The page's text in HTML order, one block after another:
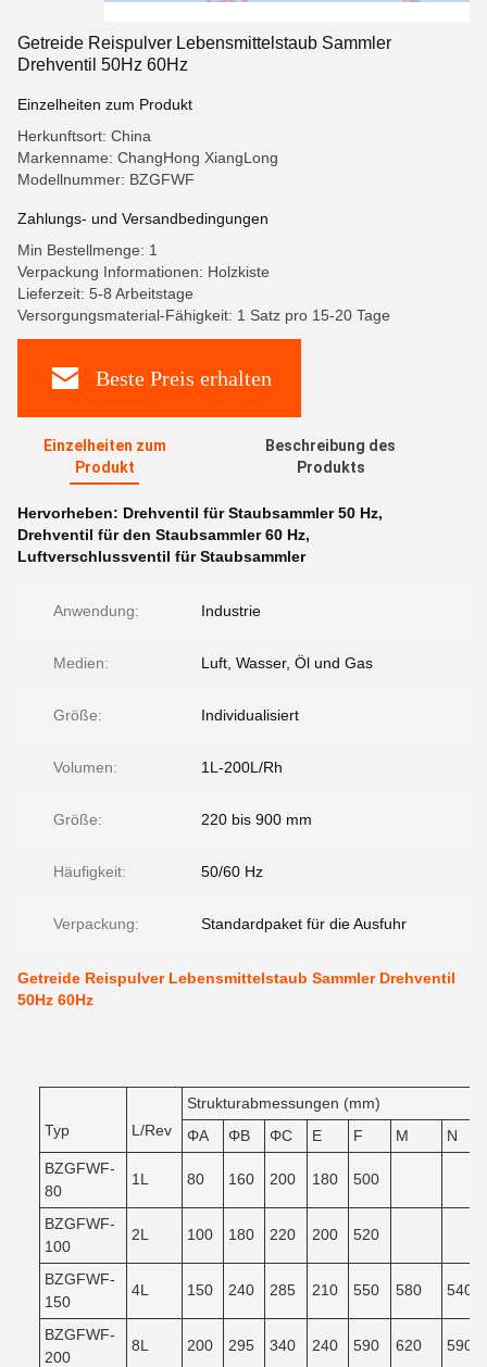
Getreide Reispulver Lebensmittelstaub Sammler
Drehventil 50Hz 60Hz
Einzelheiten zum Produkt
Herkunftsort: China
Markenname: ChangHong XiangLong
Modellnummer: BZGFWF
Zahlungs- und Versandbedingungen
Min Bestellmenge: 1
Verpackung Informationen: Holzkiste
Lieferzeit: 5-8 Arbeitstage
Versorgungsmaterial-Fähigkeit: 1 Satz pro 15-20 Tage
Beste Preis erhalten
Einzelheiten zum
Produkt
Beschreibung des
Produkts
Hervorheben: Drehventil für Staubsammler 50 Hz,
Drehventil für den Staubsammler 60 Hz,
Luftverschlussventil für Staubsammler
Anwendung: Industrie
Medien: Luft, Wasser, Öl und Gas
Größe: Individualisiert
Volumen: 1L-200L/Rh
Größe: 220 bis 900 mm
Häufigkeit: 50/60 Hz
Verpackung: Standardpaket für die Ausfuhr
Getreide Reispulver Lebensmittelstaub Sammler Drehventil
50Hz 60Hz
Typ L/Rev
Strukturabmessungen (mm)
ΦA
ΦB ΦC E F M
N
BZGFWF-
80
1L 80 160 200 180 500
BZGFWF-
100
2L 100 180 220 200 520
BZGFWF-
150
4L 150 240 285 210 550 580 540
BZGFWF-
200
8L 200 295 340 240 590 620 590